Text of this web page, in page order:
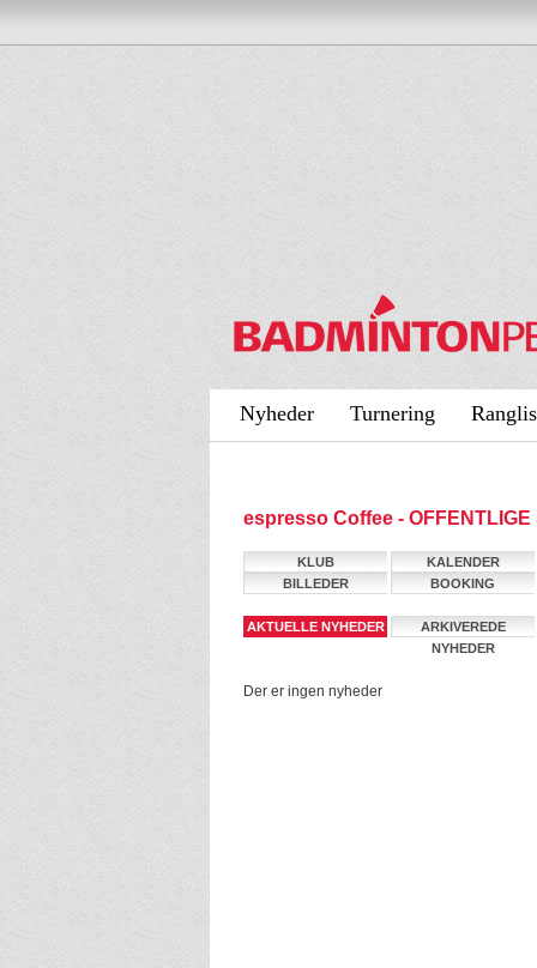
Nyheder Turnering
espresso Coffee - OFFENTLIGE
KLUB
KALENDER
BILLEDER
BOOKING
AKTUELLE NYHEDER
ARKIVEREDE
NYHEDER
Der er ingen nyheder